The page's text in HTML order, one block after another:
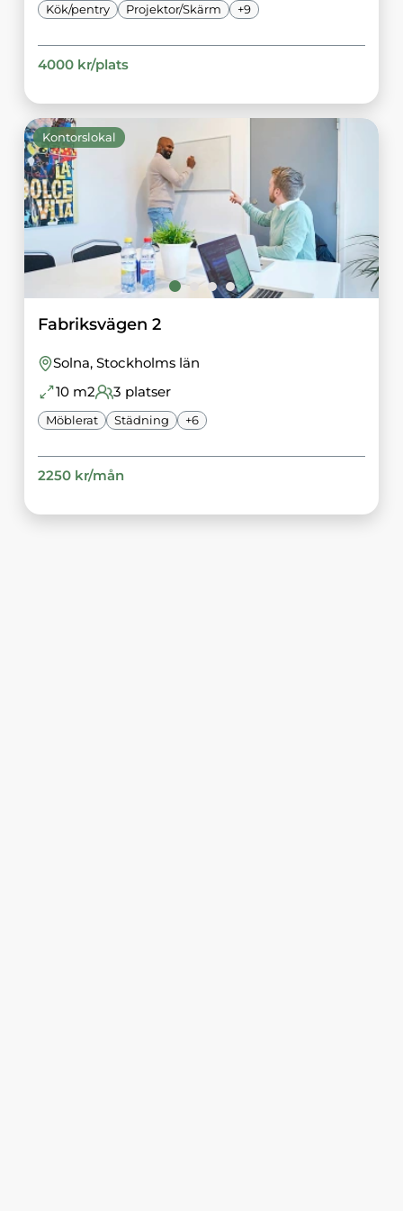
Kök/pentry Projektor/Skärm +9
4000kr/plats
Kontorslokal
Fabriksvägen 2
Solna, Stockholms län
10m2 3 platser
Möblerat Städning +6
2250kr/mån